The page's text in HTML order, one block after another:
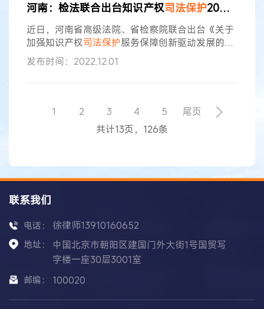
规则、履行国际承诺的客观需要，更是我国推动经
济高质量发展、建设更高水平开放型经济新体制的
内在要求。要充分认识全面加强知识产权
河南：检法联合出台知识产权司法保护20项措施
近日，河南省高级法院、省检察院联合出台《关于
加强知识产权司法保护服务保障创新驱动发展的若
干意见》（下称《若干意见》），围绕凝聚知识产
权司法 保护 共识、强化重点领域成果协同
十大作出的“加强知识产权法治保障”的安排部署。
《若干意见》强调，要加大对人工智能、生物医
药、智能装备、5G等新兴产业关键核心技术和
发布时间：2022.12.01
1 2 3 4 5
尾页
共计13页，126条
联系我们
电话： 徐律师13910160652
地址：
中国北京市朝阳区建国门外大街1号国贸写
字楼一座30层3001室
邮编： 100020